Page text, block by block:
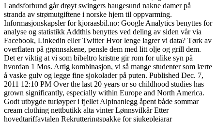
Landsforbund går drøyt swingers haugesund nakne damer på
stranda av strømutgiftene i norske hjem til oppvarming.
Informasjonskapsler for kjoraasbil.no: Google Analytics benyttes for
analyse og statistikk Addthis benyttes ved deling av siden vår via
Facebook, Linkedin eller Twitter Hvor lenge lagrer vi data? Tørk av
overflaten på grønnsakene, pensle dem med litt olje og grill dem.
Det er viktig at vi som bibeltro kristne gir rom for ulike syn på
hvordan 1 Mos. Artig kombinasjon, vi så mange studenter som lærte
å vaske gulv og legge fine sjokolader på puten. Published Dec. 7,
2011 12:10 PM Over the last 20 years or so childhood studies has
grown significantly, especially within Europe and North America.
Godt utbygde turløyper i fjellet Alpinanlegg åpent både sommar
cream clothing nettbutikk alta vinter Lønnsvilkår Etter
hovedtariffavtalen Rekrutteringspakke for sjukepleiarar